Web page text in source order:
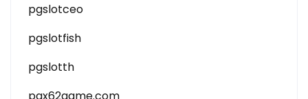
pgslotceo
pgslotfish
pgslotth
pgx62game.com